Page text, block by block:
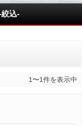
込-
1〜1件を表示中